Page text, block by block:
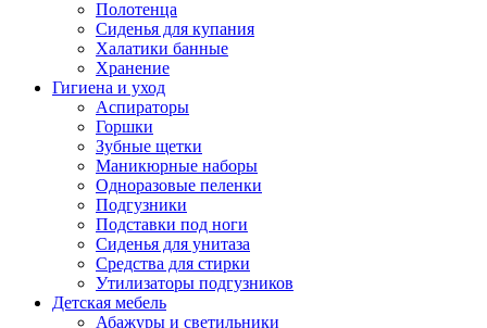
Полотенца
Сиденья для купания
Халатики банные
Хранение
Гигиена и уход
Аспираторы
Горшки
Зубные щетки
Маникюрные наборы
Одноразовые пеленки
Подгузники
Подставки под ноги
Сиденья для унитаза
Средства для стирки
Утилизаторы подгузников
Детская мебель
Абажуры и светильники